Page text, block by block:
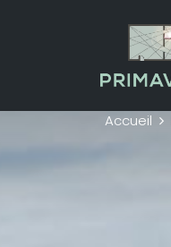
Accueil